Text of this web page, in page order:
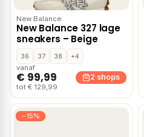
New Balance
New Balance 327 lage
sneakers – Beige
36 37 38
+4
vanaf
€ 99,99
tot € 129,99
2 shops
−15%